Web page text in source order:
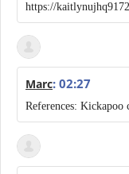
https://
Marc: 02:27
References: Kickapoo